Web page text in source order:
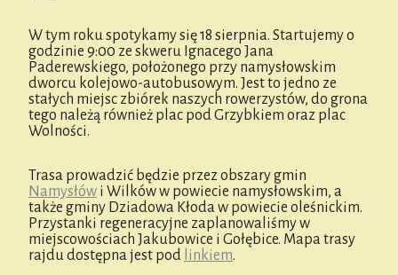
W tym roku spotykamy się 18 sierpnia. Startujemy o
godzinie 9:00 ze skweru Ignacego Jana
Paderewskiego, położonego przy namysłowskim
dworcu kolejowo-autobusowym. Jest to jedno ze
stałych miejsc zbiórek naszych rowerzystów, do grona
tego należą również plac pod Grzybkiem oraz plac
Wolności.
Trasa prowadzić będzie przez obszary gmin
Namysłów i Wilków w powiecie namysłowskim, a
także gminy Dziadowa Kłoda w powiecie oleśnickim.
Przystanki regeneracyjne zaplanowaliśmy w
miejscowościach Jakubowice i Gołębice. Mapa trasy
rajdu dostępna jest pod linkiem.